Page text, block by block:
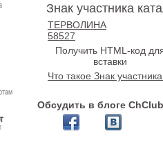
Знак участника
ТЕРВОЛИНА
58527
Получить HTML-код
вставки
Что такое Знак
Обсудить в блоге ChClub